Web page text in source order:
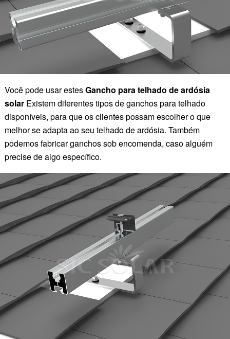
Você pode usar estesGancho para telhado de ardósia
solar Existem diferentes tipos de ganchos para telhado
disponíveis, para que os clientes possam escolher o que
melhor se adapta ao seu telhado de ardósia. Também
podemos fabricar ganchos sob encomenda, caso alguém
precise de algo específico.